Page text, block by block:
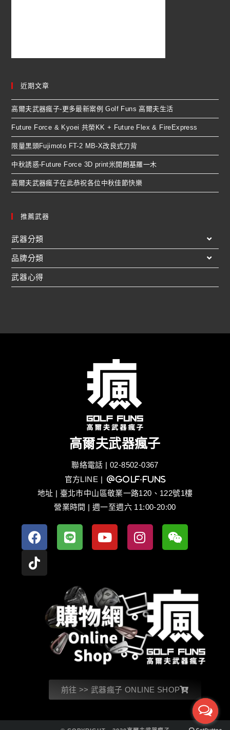
近期文章
高爾夫武器瘋子-更多最新案例 Golf Funs 高爾夫生活
Future Force & Kyoei 共榮KK + Future Flex & FireExpress
限量黑頭Fujimoto FT-2 MB-X改良式刀背
中秋誘惑-Future Force 3D print米開朗基羅一木
高爾夫武器瘋子在此恭祝各位中秋佳節快樂
推薦武器
武器分類
品牌分類
武器心得
高爾夫武器瘋子
聯絡電話 | 02-8502-0367
官方LINE | @golf-funs
地址 | 臺北市中山區敬業一路120、122號1樓
營業時間 | 週一至週六 11:00-20:00
前往 >> 武器瘋子 ONLINE SHOP